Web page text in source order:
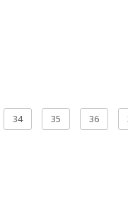
34 35 36